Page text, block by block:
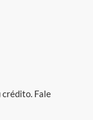
crédito. Fale